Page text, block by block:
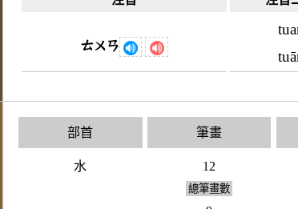
ㄊㄨㄢ
部首
水
筆畫
12
總筆畫數